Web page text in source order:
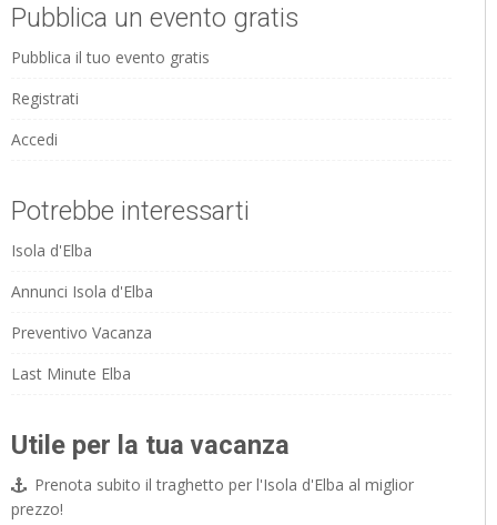
Pubblica un evento gratis
Pubblica il tuo evento gratis
Registrati
Accedi
Potrebbe interessarti
Isola d'Elba
Annunci Isola d'Elba
Preventivo Vacanza
Last Minute Elba
Utile per la tua vacanza
Prenota subito il traghetto per l'Isola d'Elba al miglior
prezzo!